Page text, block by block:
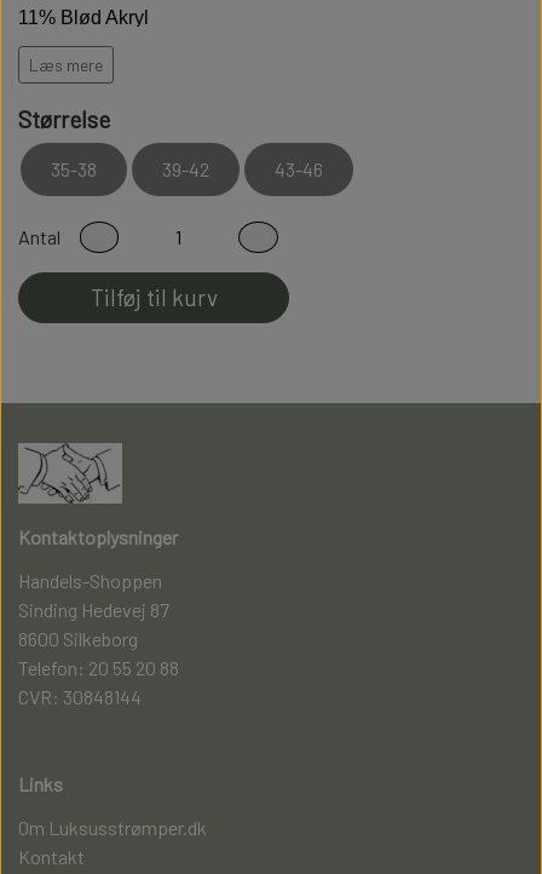
11% Blød Akryl
10% Polyamid
7% Bomuld
Vægt 120 gram pr par
Hold varmen på de kolde dage
Modstandsdygtige over for slid
Fladsømmet for ekstra god komfort
Læs mere
Størrelse
35-38 39-42 43-46
Antal
Tilføj til kurv
Kontaktoplysninger
Handels-Shoppen
Sinding Hedevej 87
8600 Silkeborg
Telefon: 20 55 20 88
CVR: 30848144
Links
Om Luksusstrømper.dk
Kontakt